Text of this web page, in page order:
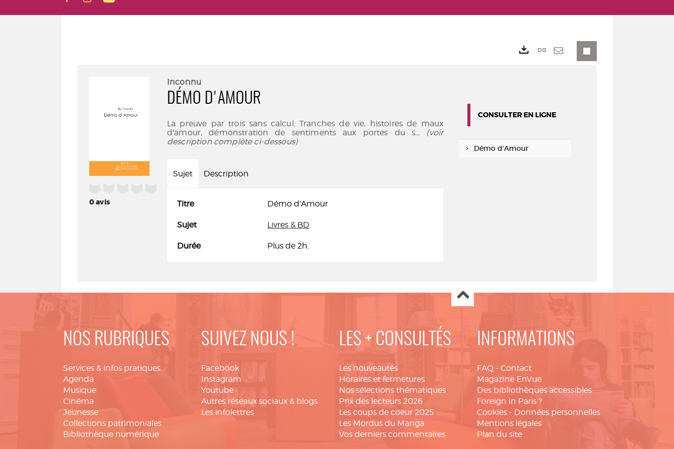
0avis
Inconnu
DÉMO D'AMOUR
La preuve par trois sans calcul. Tranches de vie, histoires de maux
d'amour, démonstration de sentiments aux portes du s... (voir
description complète ci-dessous)
Sujet Description
Titre Démo d'Amour
Sujet Livres & BD
Durée Plus de 2h.
Lien
CONSULTER EN LIGNE
Démo d'Amour
NOS RUBRIQUES
Services & infos pratiques
Agenda
Musique
Cinéma
Jeunesse
Collections patrimoniales
Bibliothèque numérique
SUIVEZ NOUS !
Facebook
Instagram
Youtube
Autres réseaux sociaux & blogs
Les infolettres
LES + CONSULTÉS
Les nouveautés
Horaires et fermetures
Nos sélections thématiques
Prix des lecteurs 2026
Les coups de coeur 2025
Les Mordus du Manga
Vos derniers commentaires
INFORMATIONS
FAQ - Contact
Magazine EnVue
Des bibliothèques accessibles
Foreign in Paris ?
Cookies - Données personnelles
Mentions légales
Plan du site